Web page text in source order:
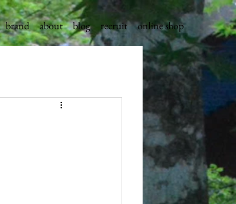
brand about blog recruit online shop